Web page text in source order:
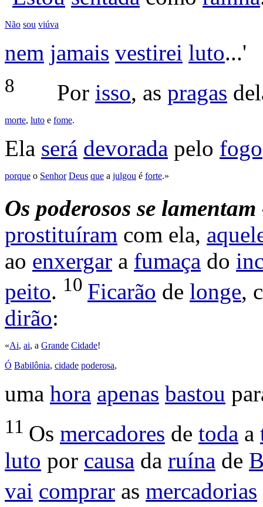
Não sou viúva
nem jamais vestirei luto...'
8 Por isso, as pragas
morte, luto e fome.
Ela será devorada pelo fogo
porque o Senhor Deus que a julgou é forte.»
Os poderosos se lamentam
prostituíram com ela,
ao enxergar a fumaça do
peito. 10 Ficarão de longe,
dirão:
«Ai, ai, a Grande Cidade!
Ó Babilônia, cidade poderosa,
uma hora apenas bastou
11 Os mercadores de toda a
luto por causa da ruína de
vai comprar as mercadorias